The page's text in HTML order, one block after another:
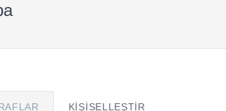
KIŞISELLEŞTIR